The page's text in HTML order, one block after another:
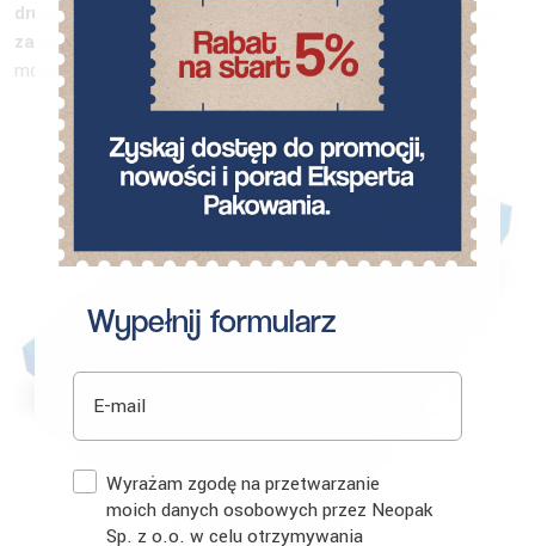
drukarkę termiczną, oraz materiały eksploatacyjne do niej
za darmo.
Jeżeli jednak nie uda się porozumieć w tej sprawie,
można takie naklejki zamawiać w internecie.
Wypełnij formularz
E-mail
ZgodaWyrażam zgodę na przetwarzanie
moich danych osobowych przez Neopak
Sp. z o.o. w celu otrzymywania